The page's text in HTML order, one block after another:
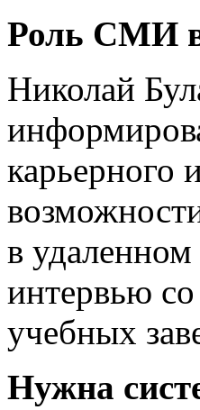
Роль СМИ
Николай
карьерного
в
интервью
учебных
Нужна